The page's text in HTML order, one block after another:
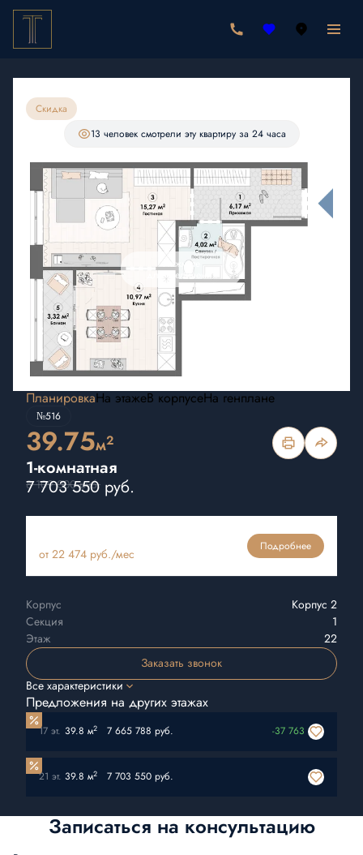
1-комнатная 8 109 000 руб.
7 703 550 руб.
Ипотека
Скидка
13 человек смотрели эту квартиру за 24 часа
Нажмите
для увеличения
ПланировкаНа этажеВ корпусеНа генплане
№516
39.75м2
1-комнатная
8 109 000 руб.
7 703 550 руб.
от 22 474 руб./мес
Подробнее
Корпус
Корпус 2
Секция
1
Этаж
22
Заказать звонок
Все характеристики
Предложения на других этажах
17 эт. 39.8 м2 7 665 788 руб. -37 763
21 эт. 39.8 м2 7 703 550 руб.
Записаться на консультацию